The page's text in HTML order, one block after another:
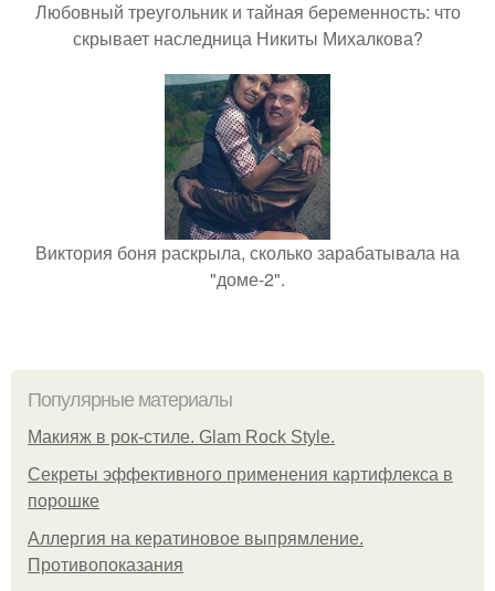
Любовный треугольник и тайная беременность: что
скрывает наследница Никиты Михалкова?
Виктория боня раскрыла, сколько зарабатывала на
"доме-2".
Популярные материалы
Макияж в рок-стиле. Glam Rock Style.
Секреты эффективного применения картифлекса в
порошке
Аллергия на кератиновое выпрямление.
Противопоказания